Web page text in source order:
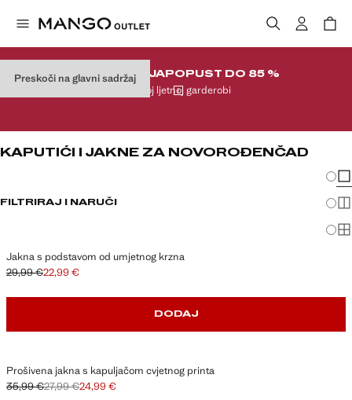
Preskoči na glavni sadržaj
RASPRODAJA POPUST DO 85 %
U vašoj ljetnoj garderobi
KAPUTIĆI I JAKNE ZA NOVOROĐENČAD
FILTRIRAJ I NARUČI
Jakna s podstavom od umjetnog krzna
Početna cijena prekrižena [29,99 € ]
29,99 €
Trenutačna cijena [22,99 € ]
22,99 €
DODAJ
Prošivena jakna s kapuljačom cvjetnog printa
Početna cijena prekrižena [35,99 € ]
35,99 €
Druga cijena prekrižena [27,99 € ]
27,99 €
Trenutačna cijena [24,99 € ]
24,99 €